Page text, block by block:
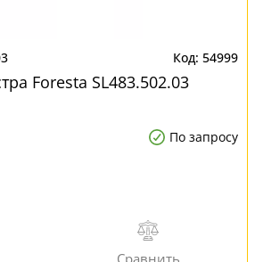
54999
Foresta SL483.502.03
По запросу